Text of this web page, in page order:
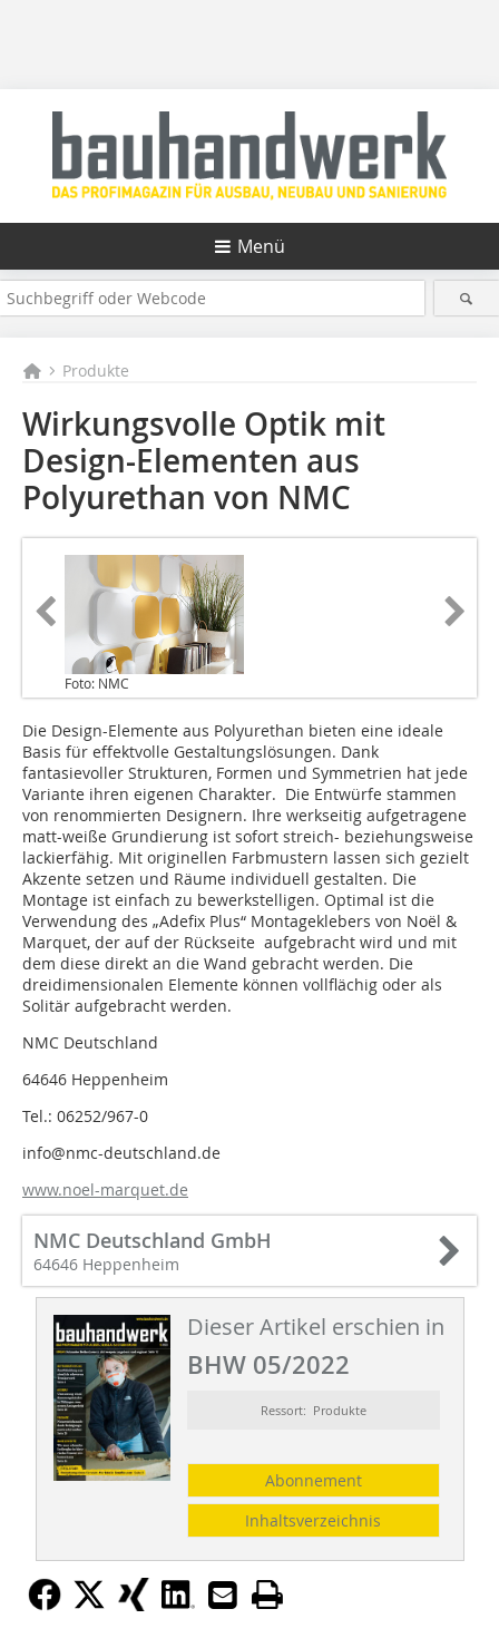
Menü
Produkte
Wirkungsvolle Optik mit
Design-Elementen aus
Polyurethan von NMC
Foto: NMC
Die Design-Elemente aus Polyurethan bieten eine ideale
Basis für effektvolle Gestaltungslösungen. Dank
fantasievoller Strukturen, Formen und Symmetrien hat jede
Variante ihren eigenen Charakter. Die Entwürfe stammen
von renommierten Designern. Ihre werkseitig aufgetragene
matt-weiße Grundierung ist sofort streich- beziehungsweise
lackierfähig. Mit originellen Farbmustern lassen sich gezielt
Akzente setzen und Räume individuell gestalten. Die
Montage ist einfach zu bewerkstelligen. Optimal ist die
Verwendung des „Adefix Plus“ Montageklebers von Noël &
Marquet, der auf der Rückseite aufgebracht wird und mit
dem diese direkt an die Wand gebracht werden. Die
dreidimensionalen Elemente können vollflächig oder als
Solitär aufgebracht werden.
NMC Deutschland
64646 Heppenheim
Tel.: 06252/967-0
info@nmc-deutschland.de
www.noel-marquet.de
NMC Deutschland GmbH
64646 Heppenheim
Dieser Artikel erschien in
BHW 05/2022
Ressort: Produkte
Abonnement
Inhaltsverzeichnis